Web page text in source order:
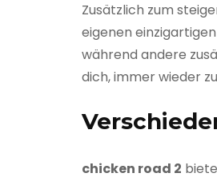
Zusätzlich zum
eigenen
während andere
dich, immer wieder
chicken road 2